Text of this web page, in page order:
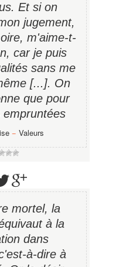
Et si on
jugement,
m'aime-t-
car je puis
sans me
[...]. On
que pour
empruntées
− Valeurs
mortel, la
à la
dans
à-dire à